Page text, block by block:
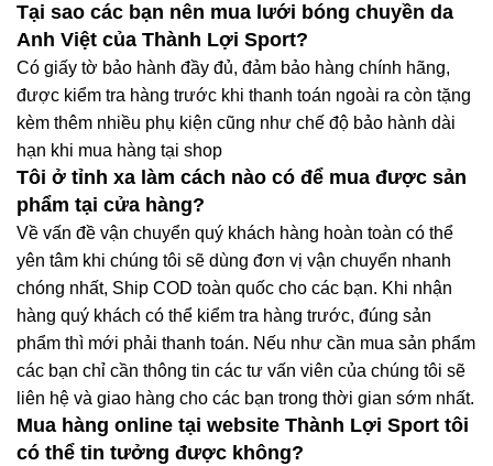
Tại sao các bạn nên mua lưới bóng chuyền da
Anh Việt của Thành Lợi Sport?
Có giấy tờ bảo hành đầy đủ, đảm bảo hàng chính hãng,
được kiểm tra hàng trước khi thanh toán ngoài ra còn tặng
kèm thêm nhiều phụ kiện cũng như chế độ bảo hành dài
hạn khi mua hàng tại shop
Tôi ở tỉnh xa làm cách nào có để mua được sản
phẩm tại cửa hàng?
Về vấn đề vận chuyển quý khách hàng hoàn toàn có thể
yên tâm khi chúng tôi sẽ dùng đơn vị vận chuyển nhanh
chóng nhất, Ship COD toàn quốc cho các bạn. Khi nhận
hàng quý khách có thể kiểm tra hàng trước, đúng sản
phẩm thì mới phải thanh toán. Nếu như cần mua sản phẩm
các bạn chỉ cần thông tin các tư vấn viên của chúng tôi sẽ
liên hệ và giao hàng cho các bạn trong thời gian sớm nhất.
Mua hàng online tại website Thành Lợi Sport tôi
có thể tin tưởng được không?